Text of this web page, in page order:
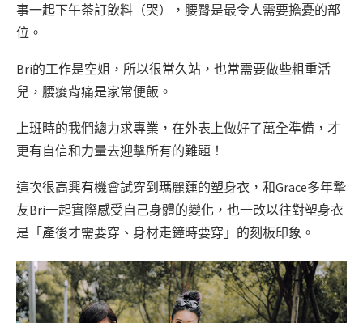
事一起下午茶訂飲料（哭），腰臀是最令人需要擔憂的部
位。
Bri的工作是空姐，所以很常久站，也常需要做些粗重活
兒，腰痠背痛是家常便飯。
上班時的我們總力求專業，在外表上做好了萬全準備，才
更有自信和力量去迎擊所有的難題！
這次很高興有機會試穿到瑪麗蓮的塑身衣，和Grace多年摯
友Bri一起實際感受自己身體的變化，也一改以往對塑身衣
是「產後才需要穿、身材走鐘時要穿」的刻板印象。